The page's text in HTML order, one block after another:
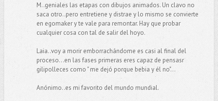
M..geniales las etapas con dibujos animados. Un clavo no
saca otro..pero entretiene y distrae y lo mismo se convierte
en egomaker y te vale para remontar. Hay que probar
cualquier cosa con tal de salir del hoyo.
Laia..voy a morir emborrachándome es casi al final del
proceso...en las fases primeras eres capaz de pensasr
gilipolleces como " me dejó porque bebia y él no"...
Anónimo..es mi favorito del mundo mundial.